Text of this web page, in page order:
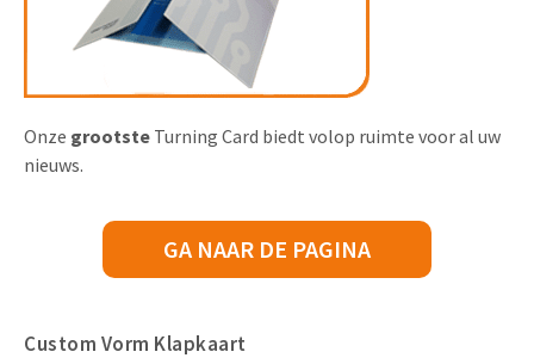
Onze grootste Turning Card biedt volop ruimte voor al uw
nieuws.
GA NAAR DE PAGINA
Custom Vorm Klapkaart